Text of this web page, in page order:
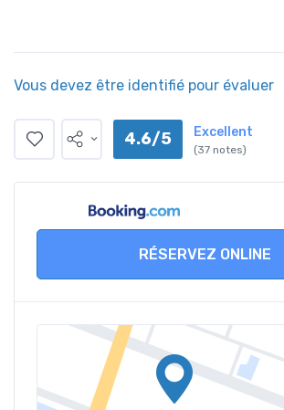
Vous devez être identifié pour évaluer
4.6/5 Excellent
(37 notes)
RÉSERVEZ ONLINE